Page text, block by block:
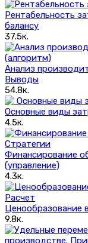
Рентабельность
балансу
37.5к.
Анализ
Выводы
54.8к.
Основные виды
4.5к.
Финансирование
(управление)
4.3к.
Ценообразование
9.8к.